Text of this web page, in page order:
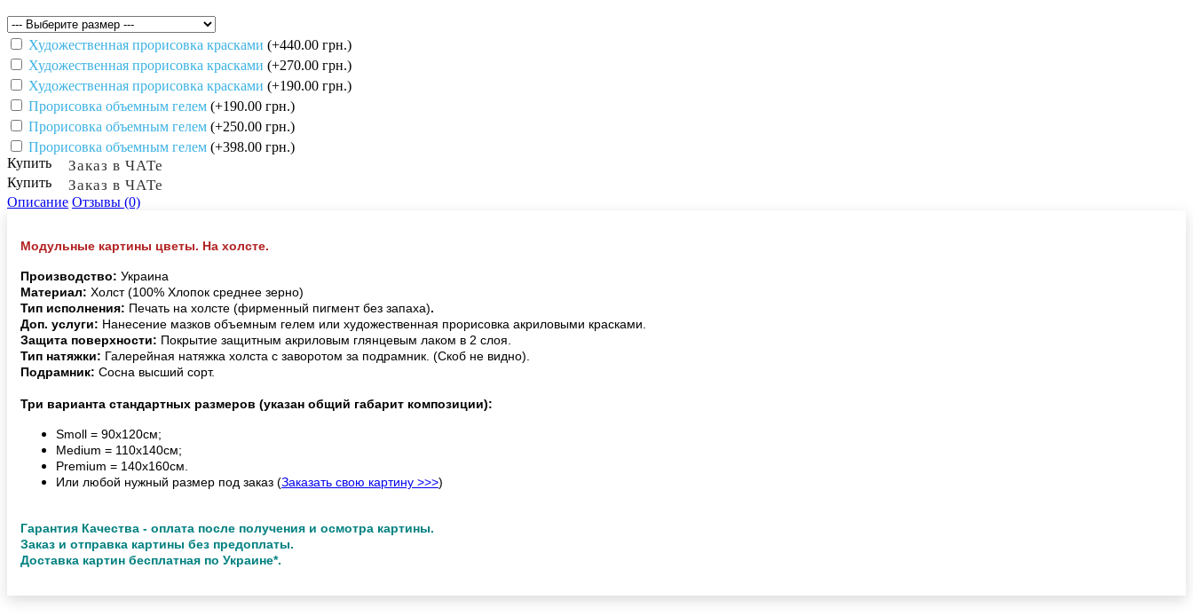
Художественная прорисовка красками (+440.00 грн.)
Художественная прорисовка красками (+270.00 грн.)
Художественная прорисовка красками (+190.00 грн.)
Прорисовка объемным гелем (+190.00 грн.)
Прорисовка объемным гелем (+250.00 грн.)
Прорисовка объемным гелем (+398.00 грн.)
Купить
Заказ в ЧАТе
Купить Заказ в ЧАТе
Описание Отзывы (0)
Модульные картины цветы. На холсте.
Производство: Украина
Материал: Холст (100% Хлопок среднее зерно)
Тип исполнения: Печать на холсте (фирменный пигмент без запаха).
Доп. услуги: Нанесение мазков объемным гелем или художественная прорисовка акриловыми красками.
Защита поверхности: Покрытие защитным акриловым глянцевым лаком в 2 слоя.
Тип натяжки: Галерейная натяжка холста с заворотом за подрамник. (Скоб не видно).
Подрамник: Сосна высший сорт.
Три варианта стандартных размеров (указан общий габарит композиции):
Smoll = 90х120см;
Medium = 110х140см;
Premium = 140х160см.
Или любой нужный размер под заказ (Заказать свою картину >>>)
Гарантия Качества - оплата после получения и осмотра картины.
Заказ и отправка картины без предоплаты.
Доставка картин бесплатная по Украине*.